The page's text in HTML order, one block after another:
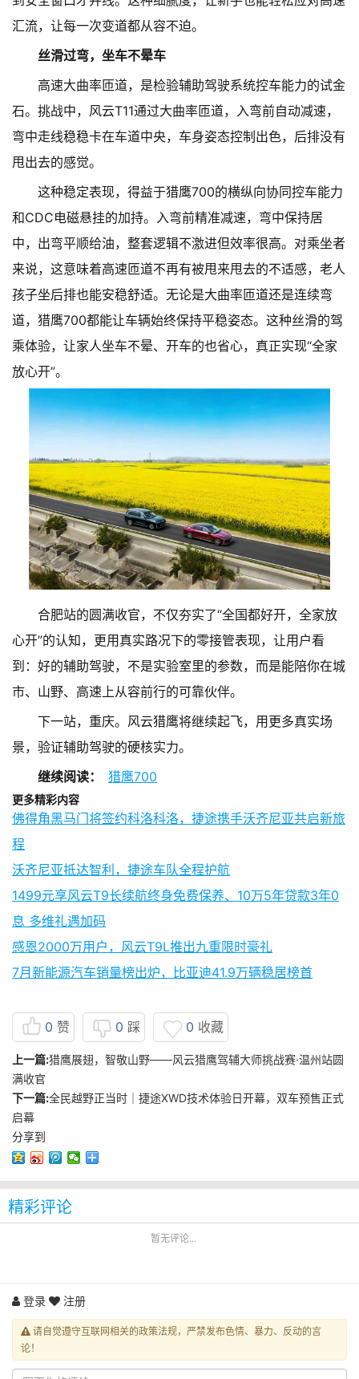
汇流，让每一次变道都从容不迫。
丝滑过弯，坐车不晕车
高速大曲率匝道，是检验辅助驾驶系统控车能力的试金
石。挑战中，风云T11通过大曲率匝道，入弯前自动减速，
弯中走线稳稳卡在车道中央，车身姿态控制出色，后排没有
甩出去的感觉。
这种稳定表现，得益于猎鹰700的横纵向协同控车能力
和CDC电磁悬挂的加持。入弯前精准减速，弯中保持居
中，出弯平顺给油，整套逻辑不激进但效率很高。对乘坐者
来说，这意味着高速匝道不再有被甩来甩去的不适感，老人
孩子坐后排也能安稳舒适。无论是大曲率匝道还是连续弯
道，猎鹰700都能让车辆始终保持平稳姿态。这种丝滑的驾
乘体验，让家人坐车不晕、开车的也省心，真正实现“全家
放心开”。
合肥站的圆满收官，不仅夯实了“全国都好开，全家放
心开”的认知，更用真实路况下的零接管表现，让用户看
到：好的辅助驾驶，不是实验室里的参数，而是能陪你在城
市、山野、高速上从容前行的可靠伙伴。
下一站，重庆。风云猎鹰将继续起飞，用更多真实场
景，验证辅助驾驶的硬核实力。
继续阅读：
猎鹰700
更多精彩内容
佛得角黑马门将签约科洛科洛，捷途携手沃齐尼亚共启新旅
程
沃齐尼亚抵达智利，捷途车队全程护航
1499元享风云T9长续航终身免费保养、10万5年贷款3年0
息 多维礼遇加码
感恩2000万用户，风云T9L推出九重限时豪礼
7月新能源汽车销量榜出炉，比亚迪41.9万辆稳居榜首
0 赞 0 踩 0 收藏
上一篇:猎鹰展翅，智敬山野——风云猎鹰驾辅大师挑战赛·温州站圆
满收官
下一篇:全民越野正当时｜捷途XWD技术体验日开幕，双车预售正式
启幕
分享到
精彩评论
暂无评论...
登录 注册
请自觉遵守互联网相关的政策法规，严禁发布色情、暴力、反动的言
论！